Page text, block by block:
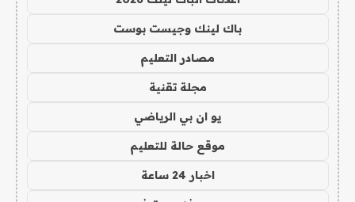
باك لينك وجيست بوست
مصادر التعليم
مجلة تقنية
يو ان بي الرياضي
موقع حالة للتعليم
اخبار 24 ساعة